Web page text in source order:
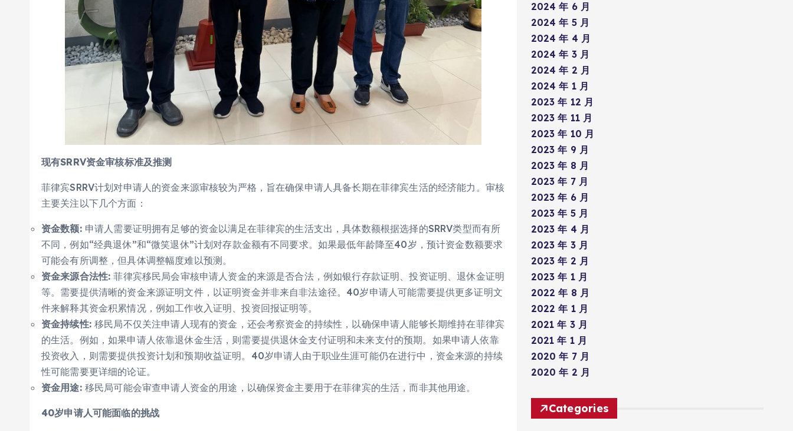
现有SRRV资金审核标准及推测
菲律宾SRRV计划对申请人的资金来源审核较为严格，旨在确保申请人具备长期在菲律宾生活的经济能力。审核
主要关注以下几个方面：
资金数额:申请人需要证明拥有足够的资金以满足在菲律宾的生活支出，具体数额根据选择的SRRV类型而有所
不同，例如“经典退休”和“微笑退休”计划对存款金额有不同要求。如果最低年龄降至40岁，预计资金数额要求
可能会有所调整，但具体调整幅度难以预测。
资金来源合法性: 菲律宾移民局会审核申请人资金的来源是否合法，例如银行存款证明、投资证明、退休金证明
等。需要提供清晰的资金来源证明文件，以证明资金并非来自非法途径。40岁申请人可能需要提供更多证明文
件来解释其资金积累情况，例如工作收入证明、投资回报证明等。
资金持续性:移民局不仅关注申请人现有的资金，还会考察资金的持续性，以确保申请人能够长期维持在菲律宾
的生活。例如，如果申请人依靠退休金生活，则需要提供退休金支付证明和未来支付的预期。如果申请人依靠
投资收入，则需要提供投资计划和预期收益证明。40岁申请人由于职业生涯可能仍在进行中，资金来源的持续
性可能需要更详细的论证。
资金用途:移民局可能会审查申请人资金的用途，以确保资金主要用于在菲律宾的生活，而非其他用途。
40岁申请人可能面临的挑战
2024 年 6 月
2024 年 5 月
2024 年 4 月
2024 年 3 月
2024 年 2 月
2024 年 1 月
2023 年 12 月
2023 年 11 月
2023 年 10 月
2023 年 9 月
2023 年 8 月
2023 年 7 月
2023 年 6 月
2023 年 5 月
2023 年 4 月
2023 年 3 月
2023 年 2 月
2023 年 1 月
2022 年 8 月
2022 年 1 月
2021 年 3 月
2021 年 1 月
2020 年 7 月
2020 年 2 月
Categories